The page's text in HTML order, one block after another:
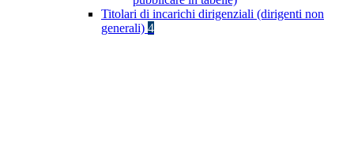
Titolari di incarichi dirigenziali (dirigenti non
generali) 4